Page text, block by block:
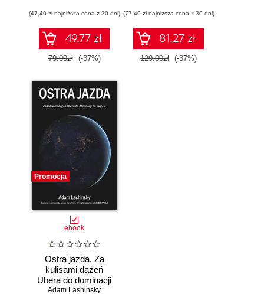
ćwiczenia
(47,40 zł najniższa cena z 30 dni)
49.77 zł
79.00zł (-37%)
produktywność
(77,40 zł najniższa cena z 30 dni)
81.27 zł
129.00zł (-37%)
Promocja
ebook
Ostra jazda. Za
kulisami dążeń
Ubera do dominacji
na świecie
Adam Lashinsky